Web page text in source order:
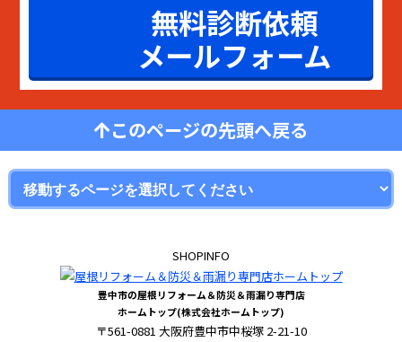
無料診断依頼
メールフォーム
このページの先頭へ戻る
SHOPINFO
豊中市の屋根リフォーム＆防災＆雨漏り専門店
ホームトップ(株式会社ホームトップ)
〒561-0881 大阪府豊中市中桜塚 2-21-10